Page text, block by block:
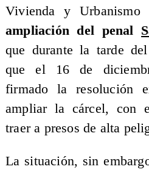
Vivienda y
ampliación del penal
que durante la tarde
que el 16 de
firmado la resolución
ampliar la cárcel, con
traer a presos de alta
La situación, sin